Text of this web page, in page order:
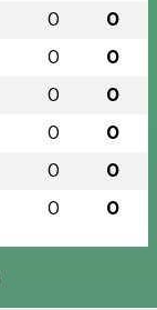
0 0
0 0
0 0
0 0
0 0
0 0